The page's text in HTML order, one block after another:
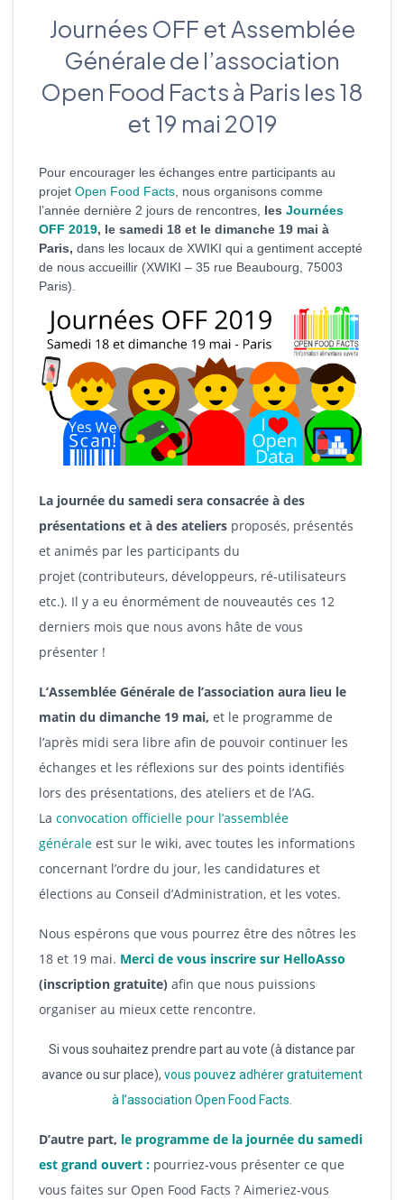
Journées OFF et Assemblée
Générale de l’association
Open Food Facts à Paris les 18
et 19 mai 2019
Pour encourager les échanges entre participants au
projet Open Food Facts , nous organisons comme
l’année dernière 2 jours de rencontres, les Journées
OFF 2019, le samedi 18 et le dimanche 19 mai à
Paris, dans les locaux de XWIKI qui a gentiment accepté
de nous accueillir (XWIKI – 35 rue Beaubourg, 75003
Paris).
La journée du samedi sera consacrée à des
présentations et à des ateliers proposés, présentés
et animés par les participants du
projet (contributeurs, développeurs, ré-utilisateurs
etc.). Il y a eu énormément de nouveautés ces 12
derniers mois que nous avons hâte de vous
présenter !
L’Assemblée Générale de l’association aura lieu le
matin du dimanche 19 mai, et le programme de
l’après midi sera libre afin de pouvoir continuer les
échanges et les réflexions sur des points identifiés
lors des présentations, des ateliers et de l’AG.
La convocation officielle pour l’assemblée
générale est sur le wiki, avec toutes les informations
concernant l’ordre du jour, les candidatures et
élections au Conseil d’Administration, et les votes.
Nous espérons que vous pourrez être des nôtres les
18 et 19 mai. Merci de vous inscrire sur HelloAsso
(inscription gratuite) afin que nous puissions
organiser au mieux cette rencontre.
Si vous souhaitez prendre part au vote (à distance par
avance ou sur place), vous pouvez adhérer gratuitement
à l’association Open Food Facts.
D’autre part, le programme de la journée du samedi
est grand ouvert : pourriez-vous présenter ce que
vous faites sur Open Food Facts ? Aimeriez-vous